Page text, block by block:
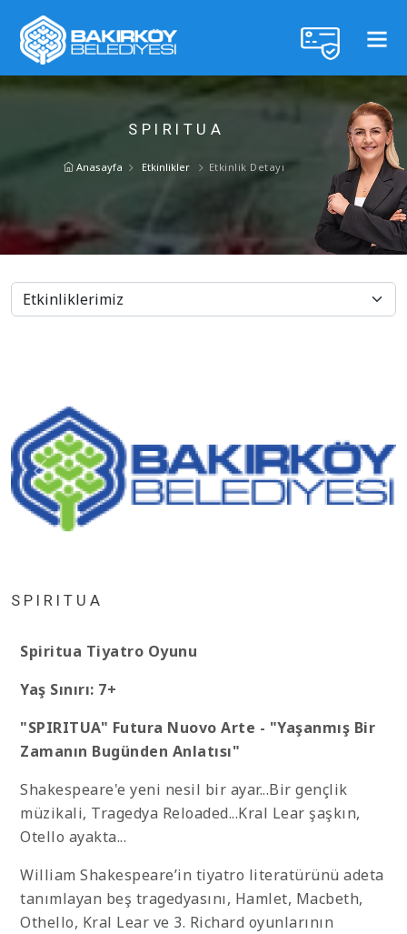
SPIRITUA
Anasayfa Etkinlikler Etkinlik Detayı
SPIRITUA
Spiritua Tiyatro Oyunu
Yaş Sınırı: 7+
"SPIRITUA" Futura Nuovo Arte - "Yaşanmış Bir
Zamanın Bugünden Anlatısı"
Shakespeare'e yeni nesil bir ayar...Bir gençlik
müzikali, Tragedya Reloaded...Kral Lear şaşkın,
Otello ayakta...
William Shakespeare’in tiyatro literatürünü adeta
tanımlayan beş tragedyasını, Hamlet, Macbeth,
Othello, Kral Lear ve 3. Richard oyunlarının